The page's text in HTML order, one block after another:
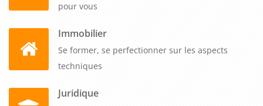
pour vous
Immobilier
Se former, se perfectionner sur les aspects
techniques
Juridique